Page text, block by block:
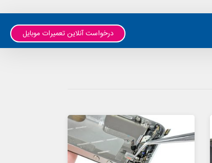
درخواست آنلاین تعمیرات موبایل